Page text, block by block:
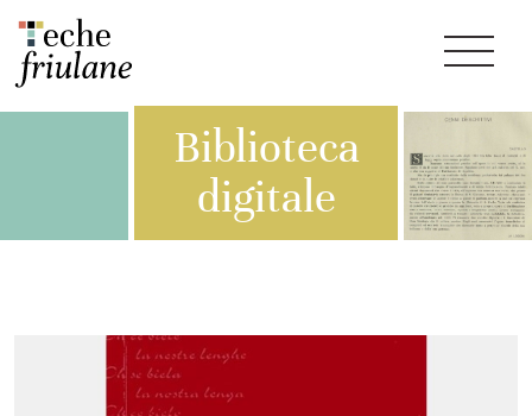
Biblioteca
digitale